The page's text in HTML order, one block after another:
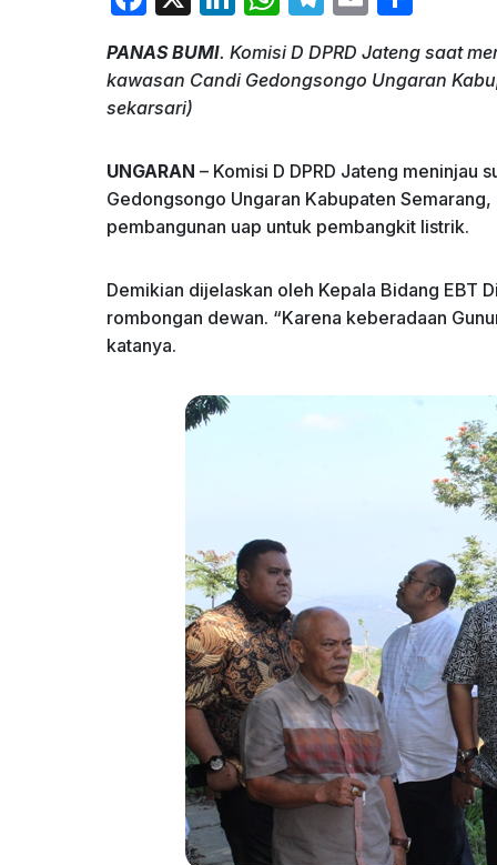
c
e
o
o
k
k
n
at
p
p
e
gr
m
ai ar
PANAS BUMI. Komisi D DPRD Jateng saat
kawasan Candi Gedongsongo Ungaran
sekarsari)
UNGARAN – Komisi D DPRD Jateng meninjau
Gedongsongo Ungaran Kabupaten
pembangunan uap untuk pembangkit listrik.
Demikian dijelaskan oleh Kepala Bidang EBT
rombongan dewan. “Karena keberadaan
katanya.